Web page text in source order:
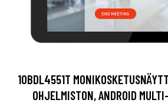
10BDL4551T
OHJELMISTON, ANDROID